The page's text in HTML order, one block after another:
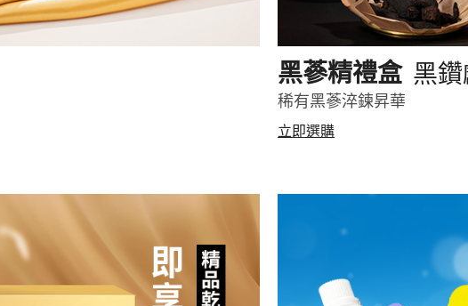
黑蔘精禮盒 黑
稀有黑蔘淬鍊昇華
立即選購